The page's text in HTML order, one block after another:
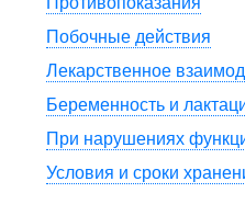
Побочные действия
Лекарственное
Беременность и
При нарушениях
Условия и сроки